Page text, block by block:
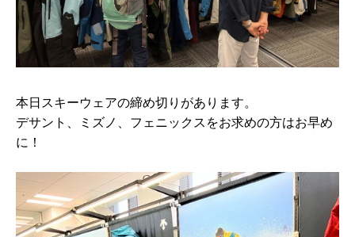
本日スキーウェアの締め切りがあります。
デサント、ミズノ、フェニックスをお求めの方はお早め
に！